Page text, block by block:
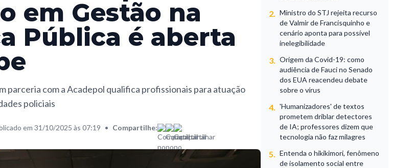
em Gestão na
Pública é aberta
parceria com a Acadepol qualifica profissionais para atuação
policiais
em 31/10/2025 às 07:19 • Compartilhe:
2.
Ministro do STJ rejeita recurso
de Valmir de Francisquinho e
cenário aponta para possível
inelegibilidade
3.
Origem da Covid-19: como
audiência de Fauci no Senado
dos EUA reacendeu debate
sobre o vírus
4.
'Humanizadores' de textos
prometem driblar detectores
de IA; professores dizem que
tecnologia não faz milagres
5.
Entenda o hikikimori, fenômeno
de isolamento social entre